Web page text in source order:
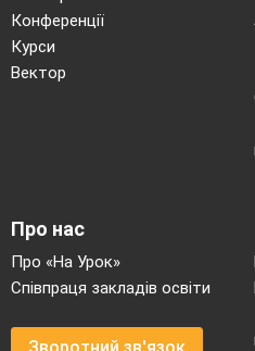
Конференції
Курси
Вектор
Про нас
Про «На Урок»
Співпраця закладів освіти